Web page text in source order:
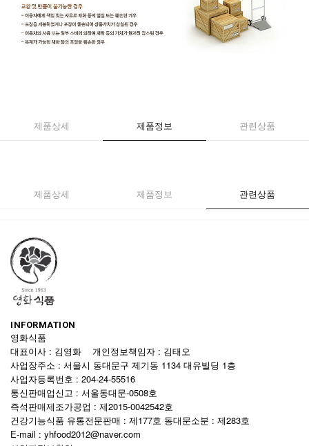
제품상세 제품정보 관련상품
제품상세 제품정보 관련상품
INFORMATION
영화식품
대표이사 : 김영화 개인정보책임자 : 김태오
사업장주소 : 서울시 동대문구 제기동 1134 대유빌딩 1층
사업자등록번호 : 204-24-55516
통신판매업신고 : 서울동대문-0508호
즉석판매제조가공업 : 제2015-0042542호
건강기능식품 유통전문판매 : 제177호 동대문소분 : 제283호
E-mail : yhfood2012@naver.com